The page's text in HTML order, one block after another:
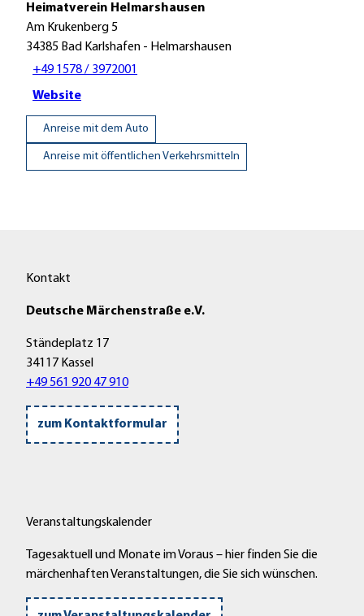
Heimatverein Helmarshausen
Am Krukenberg 5
34385 Bad Karlshafen - Helmarshausen
+49 1578 / 3972001
Website
Anreise mit dem Auto
Anreise mit öffentlichen Verkehrsmitteln
Kontakt
Deutsche Märchenstraße e.V.
Ständeplatz 17
34117 Kassel
+49 561 920 47 910
zum Kontaktformular
Veranstaltungskalender
Tagesaktuell und Monate im Voraus – hier finden Sie die
märchenhaften Veranstaltungen, die Sie sich wünschen.